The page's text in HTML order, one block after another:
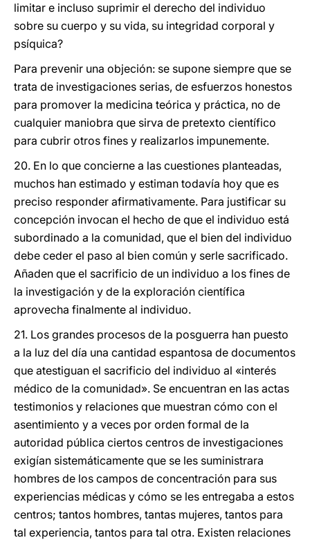
limitar e incluso suprimir el derecho del individuo
sobre su cuerpo y su vida, su integridad corporal y
psíquica?
Para prevenir una objeción: se supone siempre que se
trata de investigaciones serias, de esfuerzos honestos
para promover la medicina teórica y práctica, no de
cualquier maniobra que sirva de pretexto científico
para cubrir otros fines y realizarlos impunemente.
20. En lo que concierne a las cuestiones planteadas,
muchos han estimado y estiman todavía hoy que es
preciso responder afirmativamente. Para justificar su
concepción invocan el hecho de que el individuo está
subordinado a la comunidad, que el bien del individuo
debe ceder el paso al bien común y serle sacrificado.
Añaden que el sacrificio de un individuo a los fines de
la investigación y de la exploración científica
aprovecha finalmente al individuo.
21. Los grandes procesos de la posguerra han puesto
a la luz del día una cantidad espantosa de documentos
que atestiguan el sacrificio del individuo al «interés
médico de la comunidad». Se encuentran en las actas
testimonios y relaciones que muestran cómo con el
asentimiento y a veces por orden formal de la
autoridad pública ciertos centros de investigaciones
exigían sistemáticamente que se les suministrara
hombres de los campos de concentración para sus
experiencias médicas y cómo se les entregaba a estos
centros; tantos hombres, tantas mujeres, tantos para
tal experiencia, tantos para tal otra. Existen relaciones